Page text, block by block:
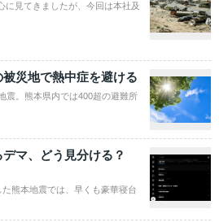
に見てきましたが、今回は本社及
災地で熱中症を避ける
震。熊本県内では400超の避難所
マ、どう見分ける？
熊本地震では、早くも豪華寝台